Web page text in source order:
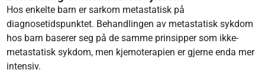
Hos enkelte barn er sarkom metastatisk på
diagnosetidspunktet. Behandlingen av metastatisk sykdom
hos barn baserer seg på de samme prinsipper som ikke-
metastatisk sykdom, men kjemoterapien er gjerne enda mer
intensiv.